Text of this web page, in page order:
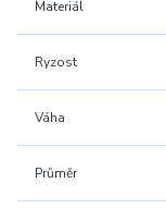
Materiál
Ryzost
Váha
Průměr